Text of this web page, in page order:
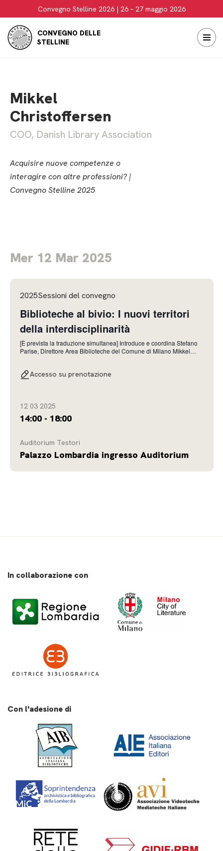
Vai
al
Convegno Stelline 2026 | 26 – 27 maggio 2026
CONVEGNO DELLE
STELLINE
Mikkel
Christoffersen
COO, Danish Library Association
Acquisire nuove competenze o
interagire con altre professioni? |
Convegno Stelline 2025
Mer 12 Mar 2025
12 03 2025
14:00 - 18:00
Auditorium Testori
Palazzo Lombardia ingresso Auditorium
2025Sessioni del convegno
Biblioteche al bivio: I nuovi territori
della interdisciplinarità
[È prevista la traduzione simultanea] Introduce e coordina Stefano
Parise, Direttore Area Biblioteche del Comune di Milano Mikkel
Fondazione Fitzcarraldo Dai
Accesso su prenotazione
In collaborazione con
Con l'adesione di